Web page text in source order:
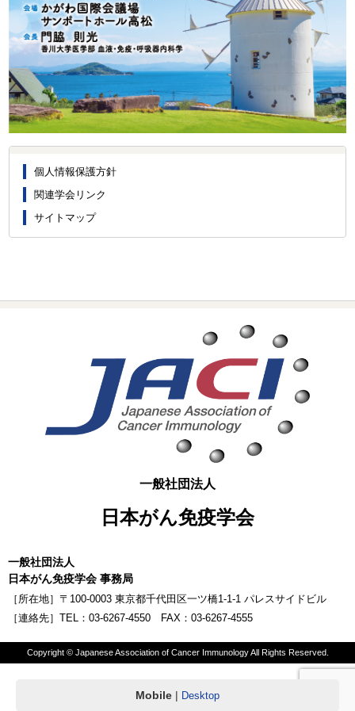
個人情報保護方針
関連学会リンク
サイトマップ
一般社団法人
日本がん免疫学会
一般社団法人
日本がん免疫学会 事務局
［所在地］〒100-0003 東京都千代田区一ツ橋1-1-1 パレスサイドビル
［連絡先］TEL：03-6267-4550 FAX：03-6267-4555
Copyright © Japanese Association of Cancer Immunology All Rights Reserved.
Mobile | Desktop